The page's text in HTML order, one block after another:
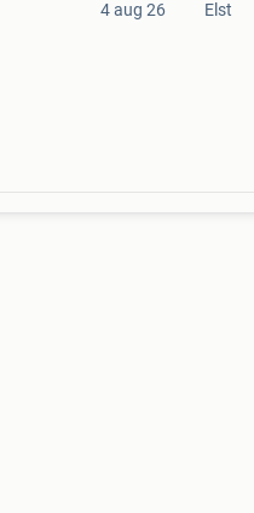
4 aug 26 Elst